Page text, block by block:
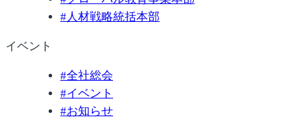
#人材戦略統括本部
イベント
#全社総会
#イベント
#お知らせ